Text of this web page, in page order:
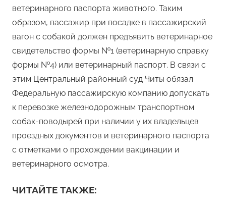
ветеринарного паспорта животного. Таким
образом, пассажир при посадке в пассажирский
вагон с собакой должен предъявить ветеринарное
свидетельство формы №1 (ветеринарную справку
формы №4) или ветеринарный паспорт. В связи с
этим Центральный районный суд Читы обязал
Федеральную пассажирскую компанию допускать
к перевозке железнодорожным транспортном
собак-поводырей при наличии у их владельцев
проездных документов и ветеринарного паспорта
с отметками о прохождении вакцинации и
ветеринарного осмотра.
ЧИТАЙТЕ ТАКЖЕ: